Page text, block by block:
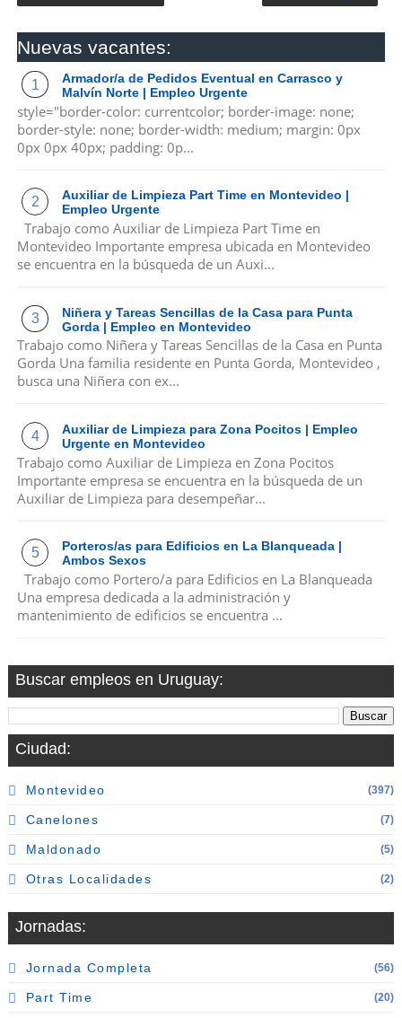
Nuevas vacantes:
Armador/a de Pedidos Eventual en Carrasco y
Malvín Norte | Empleo Urgente
style="border-color: currentcolor; border-image: none;
border-style: none; border-width: medium; margin: 0px
0px 0px 40px; padding: 0p...
Auxiliar de Limpieza Part Time en Montevideo |
Empleo Urgente
Trabajo como Auxiliar de Limpieza Part Time en
Montevideo Importante empresa ubicada en Montevideo
se encuentra en la búsqueda de un Auxi...
Niñera y Tareas Sencillas de la Casa para Punta
Gorda | Empleo en Montevideo
Trabajo como Niñera y Tareas Sencillas de la Casa en Punta
Gorda Una familia residente en Punta Gorda, Montevideo ,
busca una Niñera con ex...
Auxiliar de Limpieza para Zona Pocitos | Empleo
Urgente en Montevideo
Trabajo como Auxiliar de Limpieza en Zona Pocitos
Importante empresa se encuentra en la búsqueda de un
Auxiliar de Limpieza para desempeñar...
Porteros/as para Edificios en La Blanqueada |
Ambos Sexos
Trabajo como Portero/a para Edificios en La Blanqueada
Una empresa dedicada a la administración y
mantenimiento de edificios se encuentra ...
Buscar empleos en Uruguay:
Ciudad:
Montevideo (397)
Canelones (7)
Maldonado (5)
Otras Localidades (2)
Jornadas:
Jornada Completa (56)
Part Time (20)